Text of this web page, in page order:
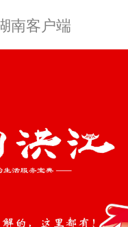
南客户端